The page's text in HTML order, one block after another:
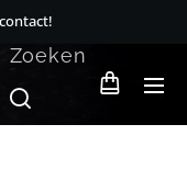
Zoeken